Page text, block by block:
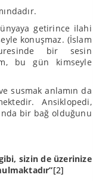
getirince ilahi
konuşmaz. (İslam
bir sesin
bu gün kimseyle
susmak anlamın da
Ansiklopedi,
bir bağ olduğunu
sizin de üzerinize
[2]